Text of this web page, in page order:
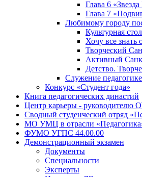
Глава 6 «Звезда
Глава 7
Любимому городу
Культурная
Хочу все знать
Творческий
Активный
Детство.
Служение
Конкурс «Студент года»
Книга педагогических династий
Центр карьеры - руководителю
Сводный студенческий отряд
МО УМЦ в отрасли
ФУМО УГПС 44.00.00
Демонстрационный экзамен
Документы
Специальности
Эксперты